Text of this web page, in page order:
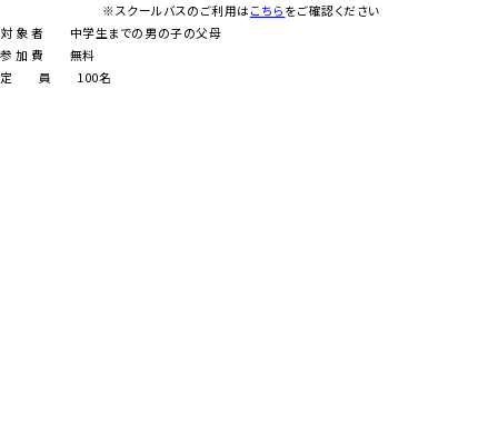
※スクールバスのご利用はこちらをご確認ください
対 象 者 中学生までの男の子の父母
参 加 費 無料
定 員 100名